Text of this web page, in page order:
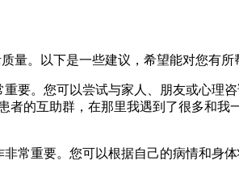
量。以下是一些建议，希望能对您有所
要。您可以尝试与家人、朋友或心理
的互助群，在那里我遇到了很多和
常重要。您可以根据自己的病情和身